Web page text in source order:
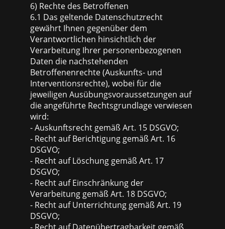
6) Rechte des Betroffenen
6.1 Das geltende Datenschutzrecht
gewährt Ihnen gegenüber dem
Verantwortlichen hinsichtlich der
Verarbeitung Ihrer personenbezogenen
Daten die nachstehenden
Betroffenenrechte (Auskunfts- und
Interventionsrechte), wobei für die
jeweiligen Ausübungsvoraussetzungen auf
die angeführte Rechtsgrundlage verwiesen
wird:
- Auskunftsrecht gemäß Art. 15 DSGVO;
- Recht auf Berichtigung gemäß Art. 16
DSGVO;
- Recht auf Löschung gemäß Art. 17
DSGVO;
- Recht auf Einschränkung der
Verarbeitung gemäß Art. 18 DSGVO;
- Recht auf Unterrichtung gemäß Art. 19
DSGVO;